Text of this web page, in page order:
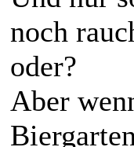
noch
oder?
Aber